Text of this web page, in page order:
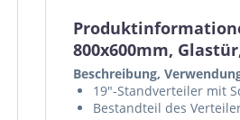
800x600mm,
Beschreibung,
19"-Standverteiler mit
Bestandteil des